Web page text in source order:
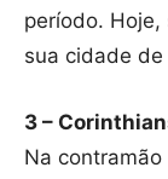
período.
sua cidade de
3 –
Na